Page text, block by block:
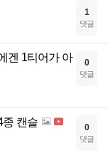
1
댓글
겐 1티어가 아
0
댓글
종 캔슬 0
댓글